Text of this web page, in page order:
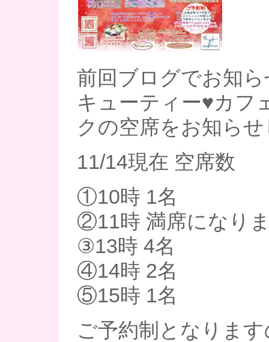
前回ブログでお知
キューティー♥カフ
クの空席をお知ら
11/14現在 空席数
①10時 1名
②11時 満席になり
③13時 4名
④14時 2名
⑤15時 1名
ご予約制となりま